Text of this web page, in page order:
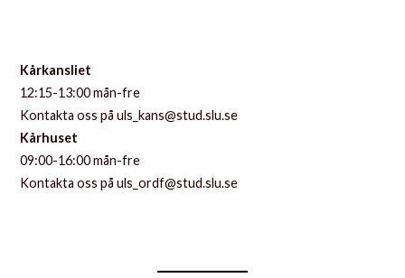
Kårkansliet
12:15-13:00 mån-fre
Kontakta oss på uls_kans@stud.slu.se
Kårhuset
09:00-16:00 mån-fre
Kontakta oss på uls_ordf@stud.slu.se